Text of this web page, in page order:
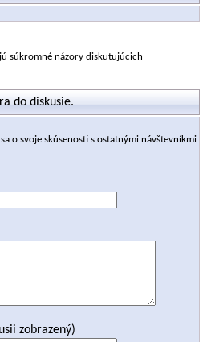
súkromné názory diskutujúcich
do diskusie.
o svoje skúsenosti s ostatnými návštevníkmi
zobrazený)